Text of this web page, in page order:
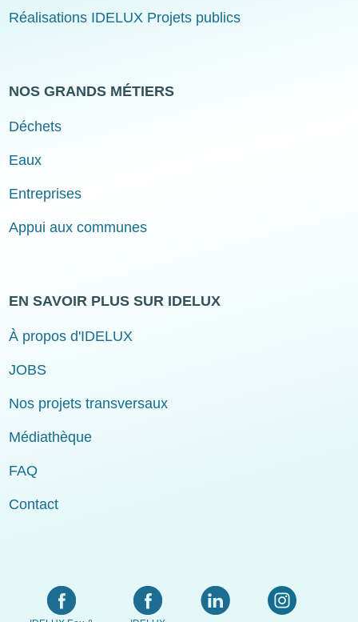
Réalisations IDELUX Projets publics
NOS GRANDS MÉTIERS
Déchets
Eaux
Entreprises
Appui aux communes
EN SAVOIR PLUS SUR IDELUX
À propos d'IDELUX
JOBS
Nos projets transversaux
Médiathèque
FAQ
Contact